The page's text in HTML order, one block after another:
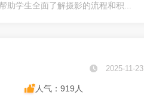
助学生全面了解摄影的流程和积...
2025-11-23
人气：919人